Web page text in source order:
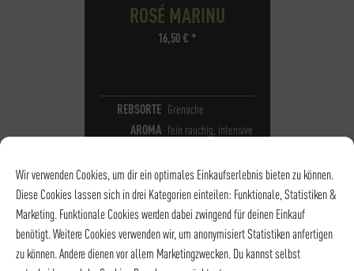
Wir verwenden Cookies, um dir ein optimales Einkaufserlebnis bieten zu können.
Diese Cookies lassen sich in drei Kategorien einteilen: Funktionale, Statistiken &
Marketing. Funktionale Cookies werden dabei zwingend für deinen Einkauf
benötigt. Weitere Cookies verwenden wir, um anonymisiert Statistiken anfertigen
zu können. Andere dienen vor allem Marketingzwecken. Du kannst selbst
ROSÉ MARINU
16,50€ *
REBSORTE Grenache
AROMA fein rauchig, intensive
TROCKEN